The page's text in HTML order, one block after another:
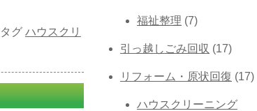
タグ ハウスクリ
福祉整理 (7)
引っ越しごみ回収 (17)
リフォーム・原状回復 (17)
ハウスクリーニング